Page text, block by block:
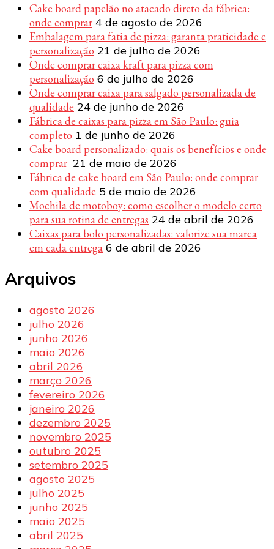
Cake board papelão no atacado direto da fábrica:
onde comprar 4 de agosto de 2026
Embalagem para fatia de pizza: garanta praticidade e
personalização 21 de julho de 2026
Onde comprar caixa kraft para pizza com
personalização 6 de julho de 2026
Onde comprar caixa para salgado personalizada de
qualidade 24 de junho de 2026
Fábrica de caixas para pizza em São Paulo: guia
completo 1 de junho de 2026
Cake board personalizado: quais os benefícios e onde
comprar 21 de maio de 2026
Fábrica de cake board em São Paulo: onde comprar
com qualidade 5 de maio de 2026
Mochila de motoboy: como escolher o modelo certo
para sua rotina de entregas 24 de abril de 2026
Caixas para bolo personalizadas: valorize sua marca
em cada entrega 6 de abril de 2026
Arquivos
agosto 2026
julho 2026
junho 2026
maio 2026
abril 2026
março 2026
fevereiro 2026
janeiro 2026
dezembro 2025
novembro 2025
outubro 2025
setembro 2025
agosto 2025
julho 2025
junho 2025
maio 2025
abril 2025